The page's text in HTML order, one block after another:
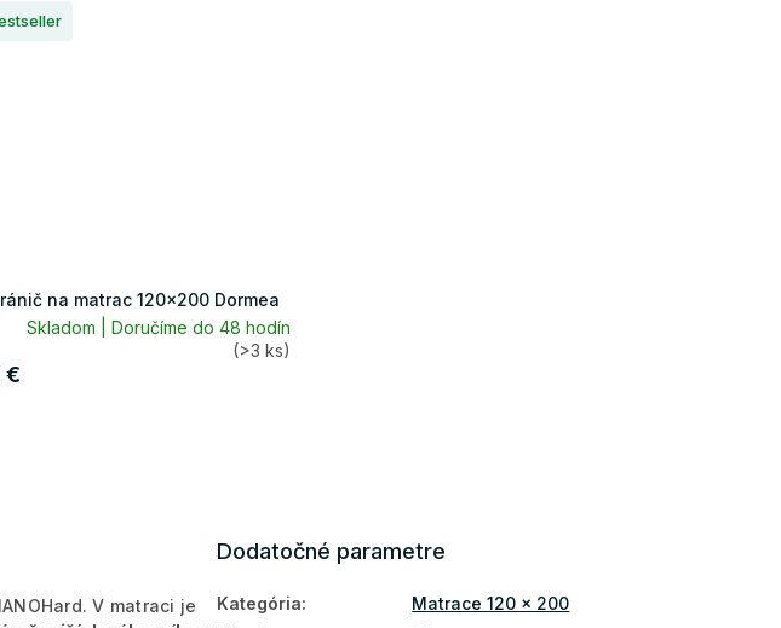
na matrac 120x200 Dormea
Skladom | Doručíme do 48 hodín
(>3 ks)
€
V matraci je
Dodatočné parametre
Kategória:
Matrace 120 x 200